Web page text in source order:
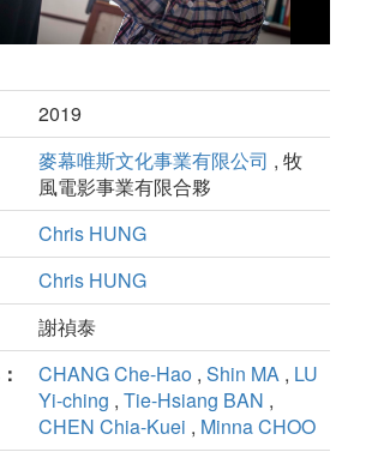
still
2019
麥幕唯斯文化事業有限公司 , 牧
風電影事業有限合夥
Chris HUNG
Chris HUNG
謝禎泰
CHANG Che-Hao , Shin MA , LU
Yi-ching , Tie-Hsiang BAN ,
CHEN Chia-Kuei , Minna CHOO